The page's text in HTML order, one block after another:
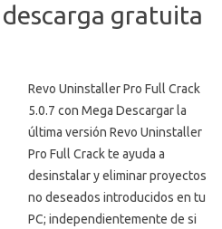
gratuita
Revo Uninstaller Pro Full Crack
5.0.7 con Mega Descargar la
última versión Revo Uninstaller
Pro Full Crack te ayuda a
desinstalar y eliminar proyectos
no deseados introducidos en tu
PC; independientemente de si